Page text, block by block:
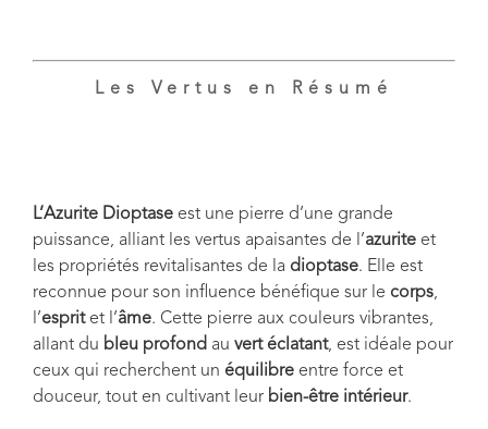
Les Vertus en Résumé
L’Azurite Dioptase est une pierre d’une grande
puissance, alliant les vertus apaisantes de l’azurite et
les propriétés revitalisantes de la dioptase. Elle est
reconnue pour son influence bénéfique sur le corps,
l’espritet l’âme. Cette pierre aux couleurs vibrantes,
allant du bleu profond au vert éclatant, est idéale pour
ceux qui recherchent un équilibre entre force et
douceur, tout en cultivant leur bien-être intérieur.